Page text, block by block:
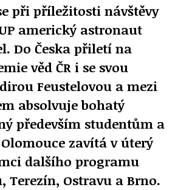
při příležitosti návštěvy
americký astronaut
Do Česka přiletí na
věd ČR i se svou
Feustelovou a mezi
absolvuje bohatý
především studentům a
zavítá v úterý
dalšího programu
Terezín, Ostravu a Brno.